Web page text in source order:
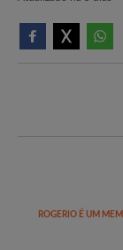
ROGERIO É UM